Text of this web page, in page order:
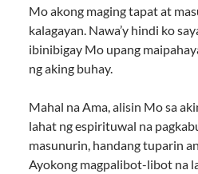
Mo akong maging tapat at
kalagayan. Nawa’y hindi ko
ibinibigay Mo upang
ng aking buhay.
Mahal na Ama, alisin Mo sa
lahat ng espirituwal na
masunurin, handang tuparin
Ayokong magpalibot-libot na